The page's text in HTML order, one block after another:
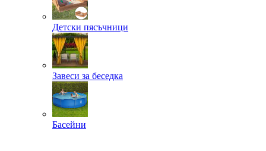
Детски пясъчници
Завеси за беседка
Басейни